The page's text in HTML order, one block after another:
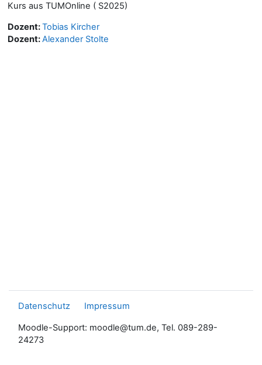
Kurs aus TUMOnline ( S2025)
Dozent:Tobias Kircher
Dozent:Alexander Stolte
Datenschutz Impressum
Moodle-Support: moodle@tum.de, Tel. 089-289-
24273